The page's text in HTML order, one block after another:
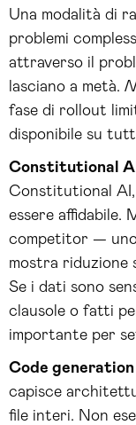
Una modalità di
problemi
attraverso il
lasciano a metà.
fase di rollout
disponibile su
Constitutional
Constitutional
essere affidabile.
competitor —
mostra riduzione
Se i dati sono
clausole o fatti
importante per
Code
capisce
file interi. Non